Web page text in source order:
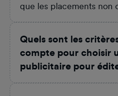
que les placements non
Quels sont les
compte pour choisir
publicitaire pour